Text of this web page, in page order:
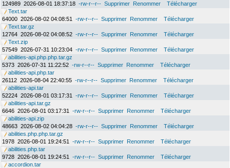
124989 2026-08-01 18:37:18 -rw-r--r-- Supprimer Renommer
Télécharger
Text.tar
64000 2026-08-02 04:08:51 -rw-r--r-- Supprimer Renommer
Télécharger
Text.tar.gz
12764 2026-08-02 04:08:52 -rw-r--r-- Supprimer Renommer
Télécharger
Text.zip
57549 2026-07-31 10:23:04 -rw-r--r-- Supprimer Renommer
Télécharger
abilities-api.php.php.tar.gz
5373 2026-07-31 11:22:52 -rw-r--r-- Supprimer Renommer
Télécharger
abilities-api.php.tar
26112 2026-08-04 22:40:55 -rw-r--r-- Supprimer Renommer
Télécharger
abilities-api.tar
52224 2026-08-01 03:17:31 -rw-r--r-- Supprimer Renommer
Télécharger
abilities-api.tar.gz
6646 2026-08-01 03:17:31 -rw-r--r-- Supprimer Renommer
Télécharger
abilities-api.zip
48663 2026-08-02 04:04:28 -rw-r--r-- Supprimer Renommer
Télécharger
abilities.php.php.tar.gz
1978 2026-08-01 19:24:51 -rw-r--r-- Supprimer Renommer
Télécharger
abilities.php.tar
9728 2026-08-01 19:24:51 -rw-r--r-- Supprimer Renommer
Télécharger
accordion.tar